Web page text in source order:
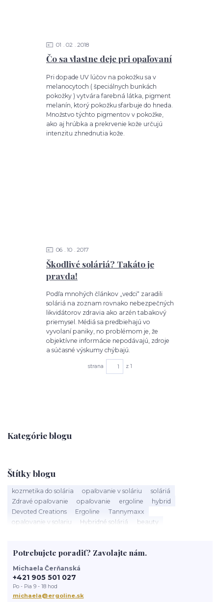
Kategórie blogu
Štítky blogu
kozmetika do solária opaľovanie v soláriu
soláriá
Zdravé opaľovanie
opaľovanie ergoline
hybrid
Devoted Creations
Ergoline
Tannymaxx
opalovanie v solariu
Hybridné soláriá
beauty
novinky
devoted creations servis solaria
Potrebujete poradiť? Zavolajte nám.
Michaela Čerňanská
+421 905 501 027
Po - Pia 9 - 18 hod
michaela@ergoline.sk
Čo sa vlastne deje pri opaľovaní
01 02 2018
Pri dopade UV lúčov na pokožku sa v
melanocytoch ( špeciálnych bunkách
pokožky ) vytvára farebná látka, pigment
melanín, ktorý pokožku sfarbuje do hneda.
Množstvo týchto pigmentov v pokožke,
ako aj hrúbka a prekrvenie kože určujú
intenzitu zhnednutia kože.
Škodlivé soláriá? Takáto je
pravda!
06 10 2017
Podľa mnohých článkov „vedci“ zaradili
soláriá na zoznam rovnako nebezpečných
likvidátorov zdravia ako arzén tabakový
priemysel. Médiá sa predbiehajú vo
vyvolaní paniky, no problémom je, že
objektívne informácie nepodávajú, zdroje
a súčasné výskumy chýbajú.
strana z 1